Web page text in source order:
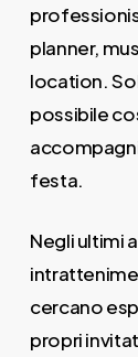
planner,
location.
possibile
festa.
Negli ultimi
cercano
propri